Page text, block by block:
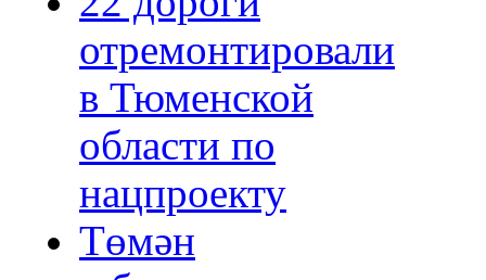
отремонтировали
в Тюменской
области по
нацпроекту
Төмән